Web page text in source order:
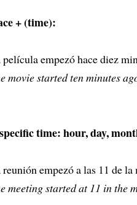
+ (time):
empezó hace diez
movie started ten minutes
time: hour, day,
empezó a las 11 de
meeting started at 11 in the